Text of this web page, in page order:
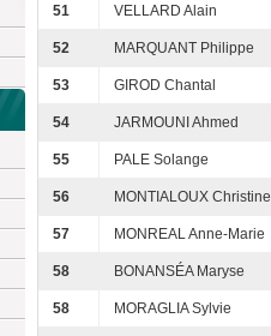
51 VELLARD Alain
52 MARQUANT Philippe
53 GIROD Chantal
54 JARMOUNI Ahmed
55 PALE Solange
56 MONTIALOUX Christine
57 MONREAL Anne-Marie
58 BONANSÉA Maryse
58 MORAGLIA Sylvie